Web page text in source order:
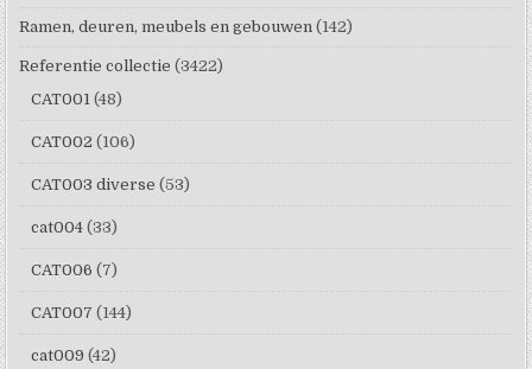
Ramen, deuren, meubels en gebouwen (142)
Referentie collectie (3422)
CAT001 (48)
CAT002 (106)
CAT003 diverse (53)
cat004 (33)
CAT006 (7)
CAT007 (144)
cat009 (42)